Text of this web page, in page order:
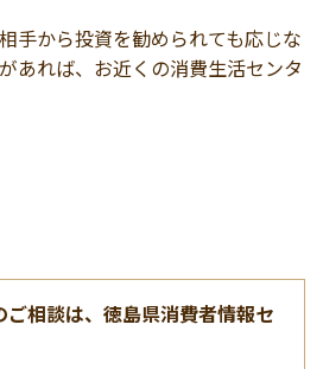
手から投資を勧められても応じな
あれば、お近くの消費生活センタ
相談は、徳島県消費者情報セ